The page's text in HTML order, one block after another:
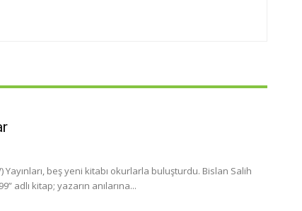
Yayınları, beş yeni kitabı okurlarla buluşturdu. Bislan Salih
adlı kitap; yazarın anılarına...